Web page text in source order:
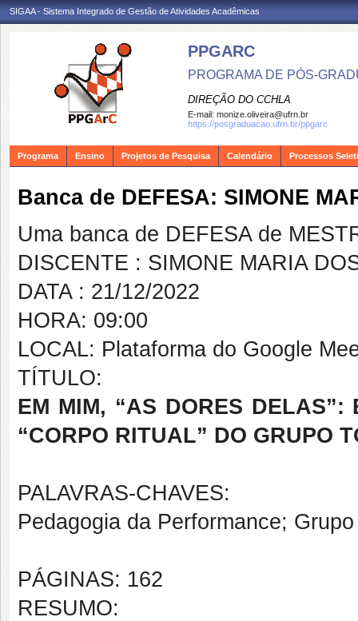
SIGAA - Sistema Integrado de Gestão de Atividades Acadêmicas
PPGARC
PROGRAMA DE PÓS-
DIREÇÃO DO CCHLA
E-mail: monize.oliveira@ufrn.br
https://posgraduacao.ufrn.br/ppgarc
Programa Ensino Projetos de Pesquisa Calendário Processos
Banca de DEFESA: SIMONE
Uma banca de DEFESA de
DISCENTE : SIMONE MARIA
DATA : 21/12/2022
HORA: 09:00
LOCAL: Plataforma do Google
TÍTULO:
EM MIM, “AS DORES DELAS”:
“CORPO RITUAL” DO GRUPO
PALAVRAS-CHAVES:
Pedagogia da Performance;
PÁGINAS: 162
RESUMO: